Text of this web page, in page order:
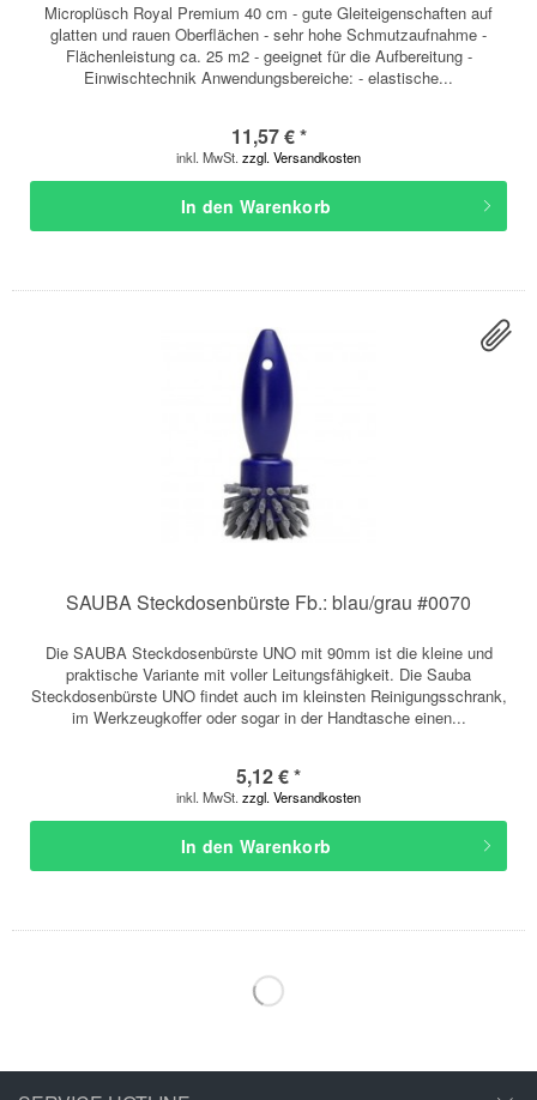
Microplüsch Royal Premium 40 cm - gute Gleiteigenschaften auf
glatten und rauen Oberflächen - sehr hohe Schmutzaufnahme -
Flächenleistung ca. 25 m2 - geeignet für die Aufbereitung -
Einwischtechnik Anwendungsbereiche: - elastische...
11,57 € *
inkl. MwSt. zzgl. Versandkosten
In den Warenkorb
SAUBA Steckdosenbürste Fb.: blau/grau #0070
Die SAUBA Steckdosenbürste UNO mit 90mm ist die kleine und
praktische Variante mit voller Leitungsfähigkeit. Die Sauba
Steckdosenbürste UNO findet auch im kleinsten Reinigungsschrank,
im Werkzeugkoffer oder sogar in der Handtasche einen...
5,12 € *
inkl. MwSt. zzgl. Versandkosten
In den Warenkorb